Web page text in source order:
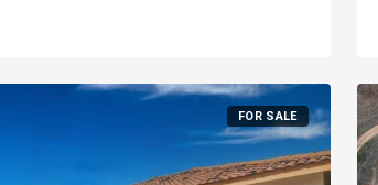
FOR SALE